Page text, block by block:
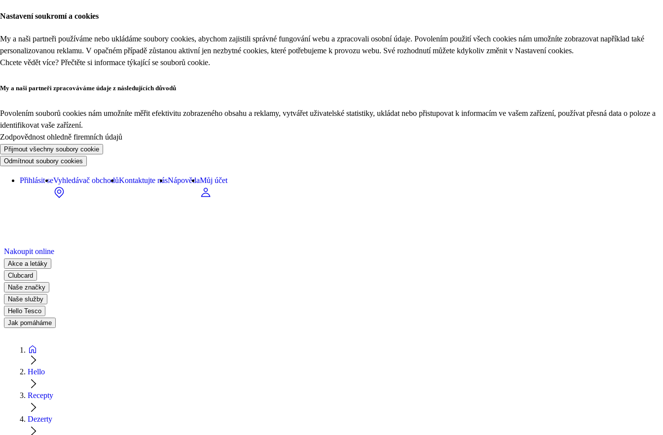
Nastavení soukromí a cookies
My a naši partneři používáme nebo ukládáme soubory cookies, abychom zajistili správné fungování webu a zpracovali osobní údaje. Povolením použití všech cookies nám umožníte zobrazovat například také
personalizovanou reklamu. V opačném případě zůstanou aktivní jen nezbytné cookies, které potřebujeme k provozu webu. Své rozhodnutí můžete kdykoliv změnit v Nastavení cookies.
Chcete vědět více? Přečtěte si informace týkající se souborů cookie.
My a naši partneři zpracováváme údaje z následujících důvodů
Povolením souborů cookies nám umožníte měřit efektivitu zobrazeného obsahu a reklamy, vytvářet uživatelské statistiky, ukládat nebo přistupovat k informacím ve vašem zařízení, používat přesná data o poloze a
identifikovat vaše zařízení.
Zodpovědnost ohledně firemních údajů
Přijmout všechny soubory cookie
Odmítnout soubory cookies
Přihlásit seVyhledávač obchodůKontaktujte násNápovědaMůj účet
Nakoupit online
Akce a letáky
Clubcard
Naše značky
Naše služby
Hello Tesco
Jak pomáháme
Hello
Recepty
Dezerty